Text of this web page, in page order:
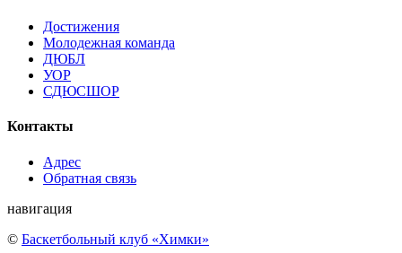
Достижения
Молодежная команда
ДЮБЛ
УОР
СДЮСШОР
Контакты
Адрес
Обратная связь
навигация
© Баскетбольный клуб «Химки»